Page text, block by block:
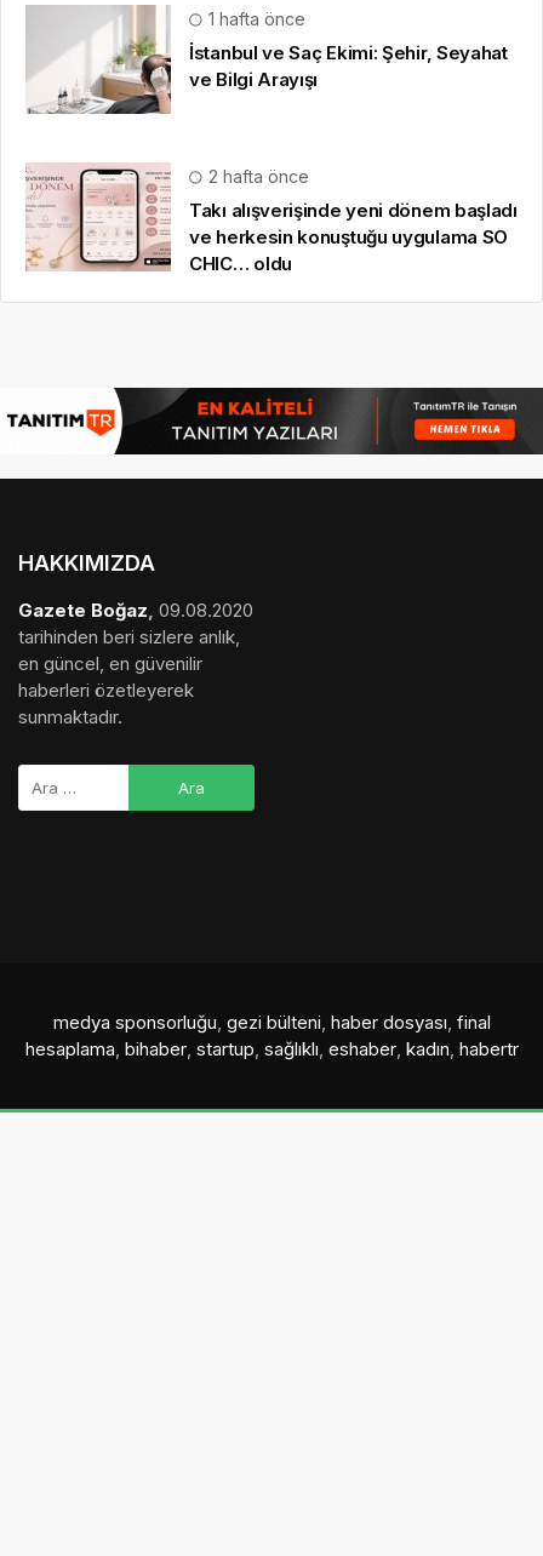
1 hafta önce
İstanbul ve Saç Ekimi: Şehir, Seyahat
ve Bilgi Arayışı
2 hafta önce
Takı alışverişinde yeni dönem başladı
ve herkesin konuştuğu uygulama SO
CHIC… oldu
HAKKIMIZDA
Gazete Boğaz, 09.08.2020
tarihinden beri sizlere anlık,
en güncel, en güvenilir
haberleri özetleyerek
sunmaktadır.
medya sponsorluğu, gezi bülteni, haber dosyası, final
hesaplama, bihaber, startup, sağlıklı, eshaber, kadın, habertr